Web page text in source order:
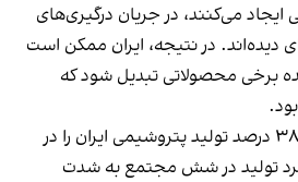
ایجاد می‌کنند، در جریان درگیری‌های
دیده‌اند. در نتیجه، ایران ممکن است
برخی محصولاتی تبدیل شود که
هلدینگ خلیج فارس که ۳۸ درصد تولید پتروشیمی ایران را در
کرد تولید در شش مجتمع به شدت